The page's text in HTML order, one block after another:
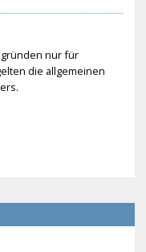
nur für
die allgemeinen